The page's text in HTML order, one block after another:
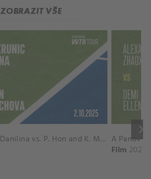
ZOBRAZIT VŠE
keyboard_arrow_right
A. Krunic and A. Danilina vs. P. Hon and K. Muchova Match Highlights - BEIJING_Capital Group Diamond ( October 02, 2025)
Film 2026